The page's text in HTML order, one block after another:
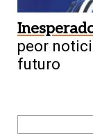
peor
futuro